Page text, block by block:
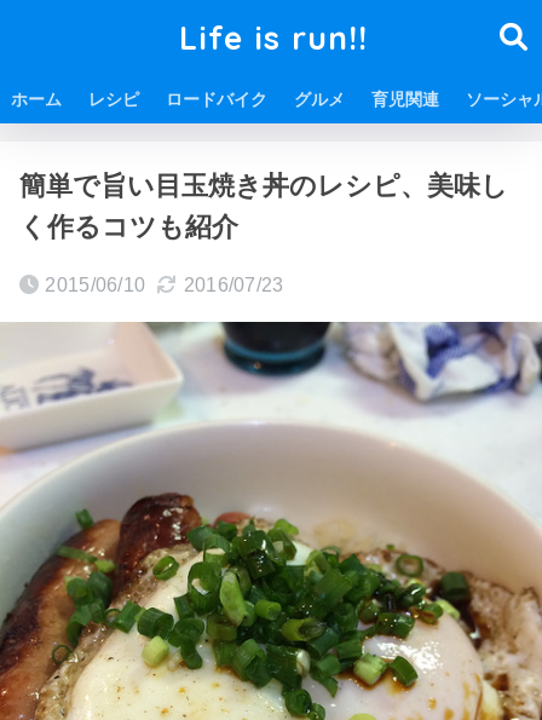
Life is run!!
ホーム レシピ ロードバイク グルメ 育児関連 ソーシャ
ホーム 料理 レシピ
簡単で旨い目玉焼き丼のレシピ、美味し
く作るコツも紹介
2015/06/10 2016/07/23